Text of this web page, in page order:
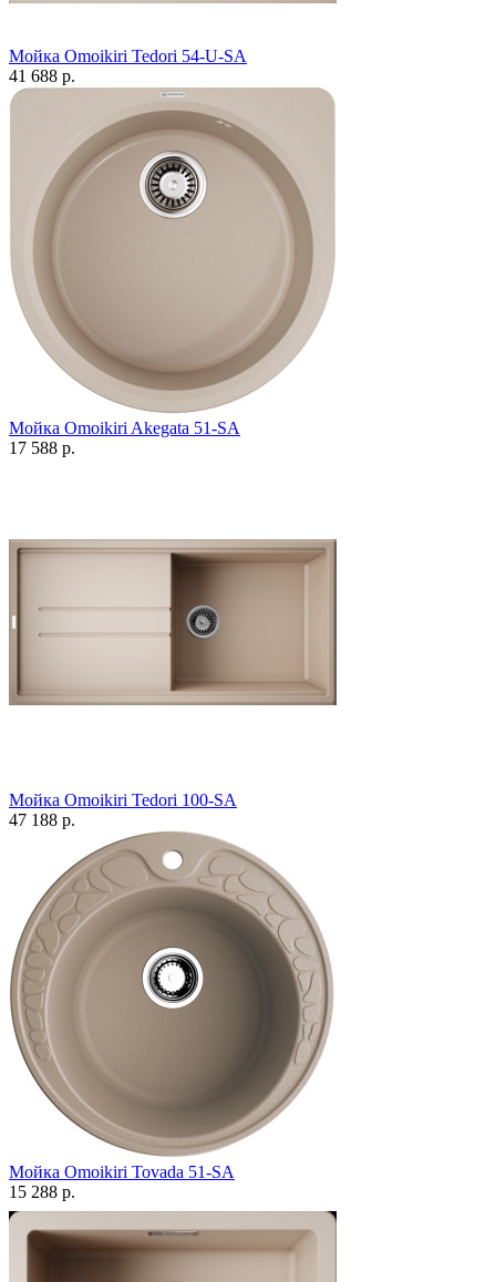
Мойка Omoikiri Tedori 54-U-SA
41 688 р.
Мойка Omoikiri Akegata 51-SA
17 588 р.
Мойка Omoikiri Tedori 100-SA
47 188 р.
Мойка Omoikiri Tovada 51-SA
15 288 р.